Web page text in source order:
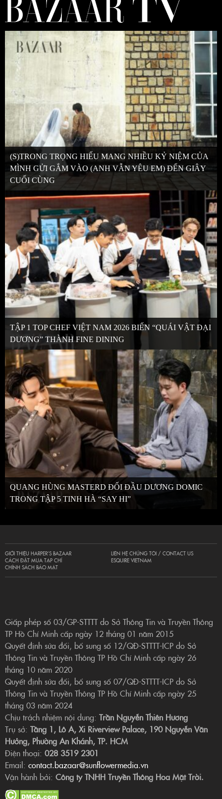
(S)TRONG TRỌNG HIẾU MANG NHIỀU KỶ NIỆM CỦA
MÌNH GỬI GẮM VÀO (ANH VẪN YÊU EM) ĐẾN GIÂY
CUỐI CÙNG
TẬP 1 TOP CHEF VIỆT NAM 2026 BIẾN “QUÁI VẬT ĐẠI
DƯƠNG” THÀNH FINE DINING
QUANG HÙNG MASTERD ĐỐI ĐẦU DƯƠNG DOMIC
TRONG TẬP 5 TINH HÀ “SAY HI”
GIỚI THIỆU HARPER’S BAZAAR
CÁCH ĐẶT MUA TẠP CHÍ
CHÍNH SÁCH BẢO MẬT
LIÊN HỆ CHÚNG TÔI / CONTACT US
ESQUIRE VIETNAM
Giấp phép số 03/GP-STTTT do Sở Thông Tin và Truyền Thông
TP Hồ Chí Minh cấp ngày 12 tháng 01 năm 2015
Quyết định sửa đổi, bổ sung số 12/QĐ-STTTT-ICP do Sở
Thông Tin và Truyền Thông TP Hồ Chí Minh cấp ngày 26
tháng 10 năm 2020
Quyết định sửa đổi, bổ sung số 07/QĐ-STTTT-ICP do Sở
Thông Tin và Truyền Thông TP Hồ Chí Minh cấp ngày 25
tháng 03 năm 2024
Chịu trách nhiệm nội dung: Trần Nguyễn Thiên Hương
Trụ sở: Tầng 1, Lô A, Xi Riverview Palace, 190 Nguyễn Văn
Hưởng, Phường An Khánh, TP. HCM
Điện thoại: 028 3519 2301
Email: contact.bazaar@sunflowermedia.vn
Vận hành bởi: Công ty TNHH Truyền Thông Hoa Mặt Trời.